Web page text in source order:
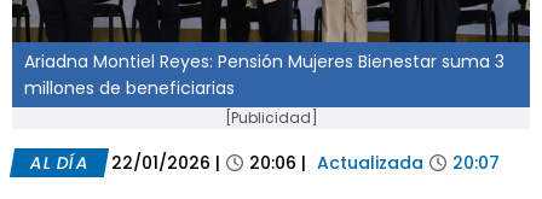
Ariadna Montiel Reyes: Pensión Mujeres Bienestar suma 3
millones de beneficiarias
[Publicidad]
AL DÍA 22/01/2026 | 20:06 | Actualizada 20:07